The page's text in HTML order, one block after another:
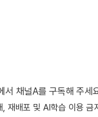
서 채널A를 구독해 주세
배포 및 AI학습 이용 금